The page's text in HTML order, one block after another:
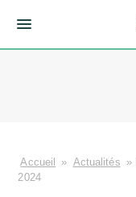
Accueil » Actualités »
2024